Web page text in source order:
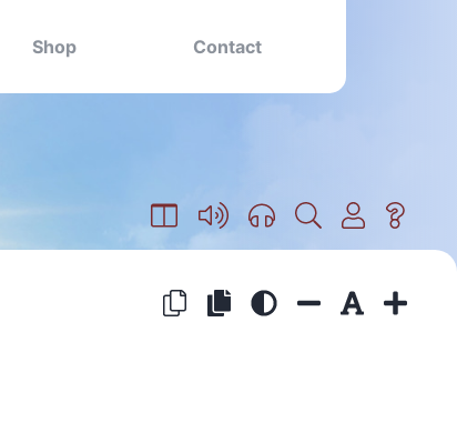
Shop Contact